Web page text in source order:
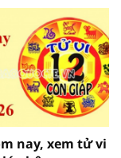
nay, xem tử vi